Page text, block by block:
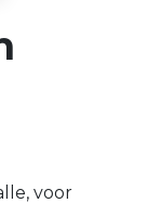
voor